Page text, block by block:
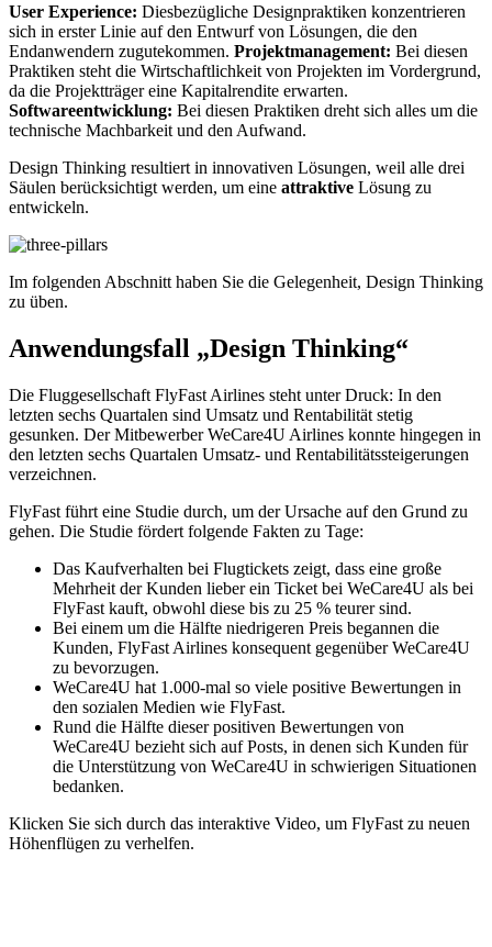
User Experience: Diesbezügliche Designpraktiken konzentrieren
sich in erster Linie auf den Entwurf von Lösungen, die den
Endanwendern zugutekommen. Projektmanagement: Bei diesen
Praktiken steht die Wirtschaftlichkeit von Projekten im Vordergrund,
da die Projektträger eine Kapitalrendite erwarten.
Softwareentwicklung: Bei diesen Praktiken dreht sich alles um die
technische Machbarkeit und den Aufwand.
Design Thinking resultiert in innovativen Lösungen, weil alle drei
Säulen berücksichtigt werden, um eine attraktive Lösung zu
entwickeln.
Im folgenden Abschnitt haben Sie die Gelegenheit, Design Thinking
zu üben.
Anwendungsfall „Design Thinking“
Die Fluggesellschaft FlyFast Airlines steht unter Druck: In den
letzten sechs Quartalen sind Umsatz und Rentabilität stetig
gesunken. Der Mitbewerber WeCare4U Airlines konnte hingegen in
den letzten sechs Quartalen Umsatz- und Rentabilitätssteigerungen
verzeichnen.
FlyFast führt eine Studie durch, um der Ursache auf den Grund zu
gehen. Die Studie fördert folgende Fakten zu Tage:
Das Kaufverhalten bei Flugtickets zeigt, dass eine große
Mehrheit der Kunden lieber ein Ticket bei WeCare4U als bei
FlyFast kauft, obwohl diese bis zu 25 % teurer sind.
Bei einem um die Hälfte niedrigeren Preis begannen die
Kunden, FlyFast Airlines konsequent gegenüber WeCare4U
zu bevorzugen.
WeCare4U hat 1.000-mal so viele positive Bewertungen in
den sozialen Medien wie FlyFast.
Rund die Hälfte dieser positiven Bewertungen von
WeCare4U bezieht sich auf Posts, in denen sich Kunden für
die Unterstützung von WeCare4U in schwierigen Situationen
bedanken.
Klicken Sie sich durch das interaktive Video, um FlyFast zu neuen
Höhenflügen zu verhelfen.